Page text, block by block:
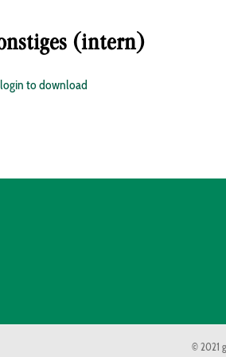
(intern)
to download
© 2021